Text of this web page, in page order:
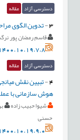
دسترسی آزاد مقاله
3
-تدوین الگوی
قاسم رمضان پور
دسترسی آزاد مقاله
4
-تبیین نقش
هوش سازمانی با
شیوا حبیب زاده
حسنی